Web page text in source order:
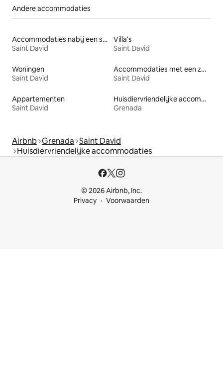
Andere accommodaties
Accommodaties nabij een strand
Saint David
Villa's
Saint David
Woningen
Saint David
Accommodaties met een zwembad
Saint David
Appartementen
Saint David
Huisdiervriendelijke accommodaties
Grenada
Airbnb Grenada Saint David
Huisdiervriendelijke accommodaties
© 2026 Airbnb, Inc.
Privacy
Voorwaarden